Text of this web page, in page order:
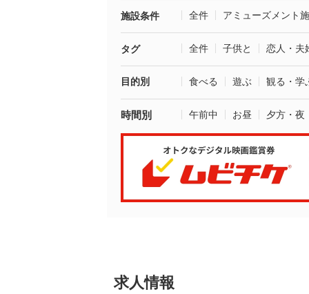
施設条件 全件 アミューズメント
タグ 全件 子供と 恋人・夫
目的別 食べる 遊ぶ 観る・学
時間別 午前中 お昼 夕方・夜
求人情報